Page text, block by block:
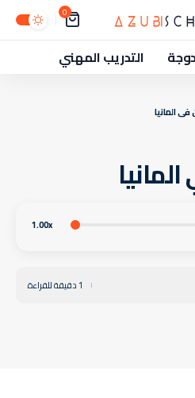
0
التدريب المهني
في المانيا
1.00x
1 دقيقة للقراءة